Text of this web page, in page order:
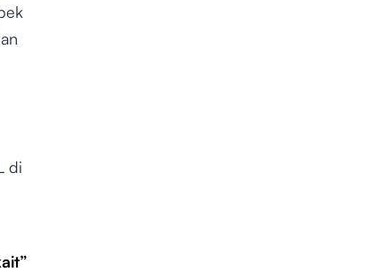
di